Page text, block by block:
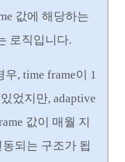
값에 해당하는
로직입니다.
, time frame이 1
었지만, adaptive
값이 매월 지
되는 구조가 됩